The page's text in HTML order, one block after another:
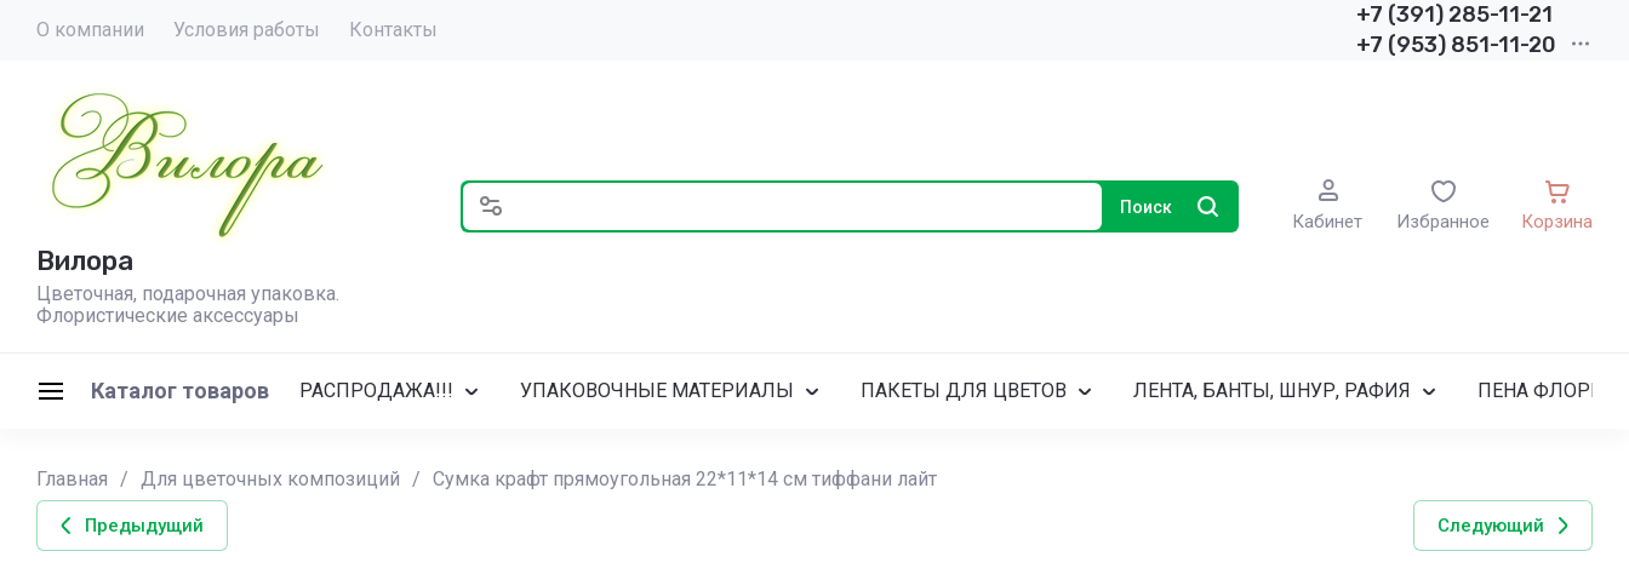
О компании Условия работы Контакты
+7 (391) 285-11-21
+7 (953) 851-11-20
Вилора
Цветочная, подарочная упаковка.
Флористические аксессуары
Поиск
Кабинет Избранное Корзина
Каталог товаров РАСПРОДАЖА!!! УПАКОВОЧНЫЕ МАТЕРИАЛЫ ПАКЕТЫ ДЛЯ ЦВЕТОВ ЛЕНТА, БАНТЫ, ШНУР, РАФИЯ ПЕНА
Главная / Для цветочных композиций / Сумка крафт прямоугольная 22*11*14 см тиффани лайт
Предыдущий Следующий